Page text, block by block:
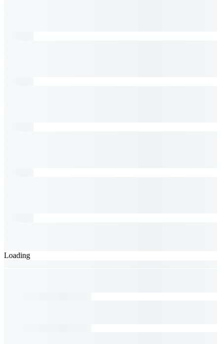
Loading